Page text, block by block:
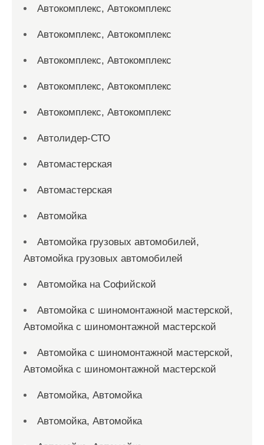
Автокомплекс, Автокомплекс
Автокомплекс, Автокомплекс
Автокомплекс, Автокомплекс
Автокомплекс, Автокомплекс
Автокомплекс, Автокомплекс
Автолидер-СТО
Автомастерская
Автомастерская
Автомойка
Автомойка грузовых автомобилей,
Автомойка грузовых автомобилей
Автомойка на Софийской
Автомойка с шиномонтажной мастерской,
Автомойка с шиномонтажной мастерской
Автомойка с шиномонтажной мастерской,
Автомойка с шиномонтажной мастерской
Автомойка, Автомойка
Автомойка, Автомойка